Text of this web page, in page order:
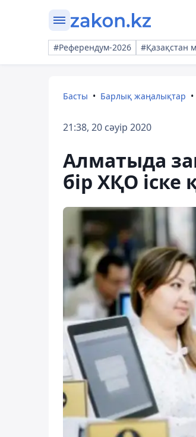
#Референдум-2026 #Қазақстан
Басты Барлық жаңалықтар
21:38, 20 сәуір 2020
Алматыда
бір ХҚО